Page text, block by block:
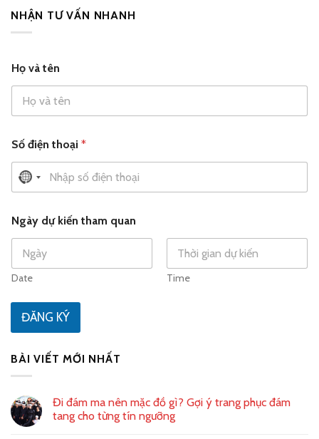
NHẬN TƯ VẤN NHANH
Họ và tên
à
S
q
a
n
ê
n
i
n
t
h
ạ
i
Số điện thoại *
N
c
u
n
r
y
e
l
e
c
t
Ngày dự kiến tham quan
Date Time
ĐĂNG KÝ
BÀI VIẾT MỚI NHẤT
Đi đám ma nên mặc đồ gì? Gợi ý trang phục đám
tang cho từng tín ngưỡng